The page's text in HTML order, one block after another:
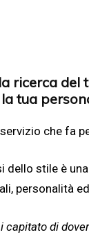
ricerca del
tua
che fa
dello stile è
personalità
capitato di